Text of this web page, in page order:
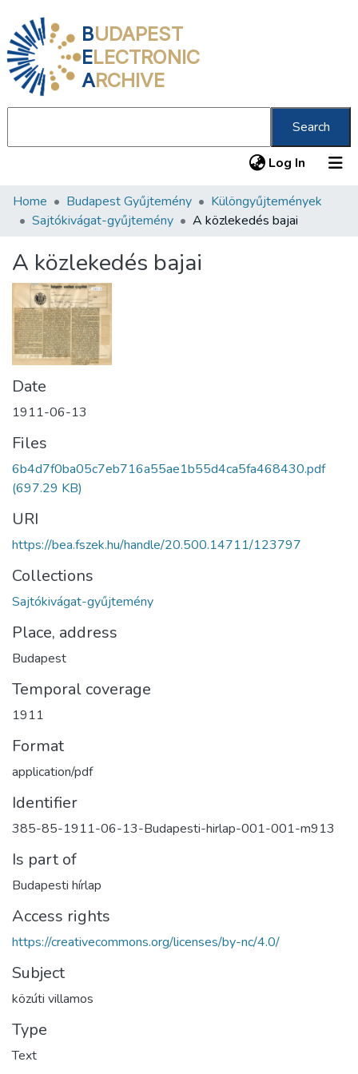
BUDAPEST
ELECTRONIC
ARCHIVE
Search
Log In (current)
Communities & Collections
Statistics
About us
Home Budapest Gyűjtemény
Különgyűjtemények
Sajtókivágat-gyűjtemény
A közlekedés bajai
A közlekedés bajai
Date
1911-06-13
Files
6b4d7f0ba05c7eb716a55ae1b55d4ca5fa468430.pdf
(697.29 KB)
URI
https://bea.fszek.hu/handle/20.500.14711/123797
Collections
Sajtókivágat-gyűjtemény
Place, address
Budapest
Temporal coverage
1911
Format
application/pdf
Identifier
385-85-1911-06-13-Budapesti-hirlap-001-001-m913
Is part of
Budapesti hírlap
Access rights
https://creativecommons.org/licenses/by-nc/4.0/
Subject
közúti villamos
Type
Text